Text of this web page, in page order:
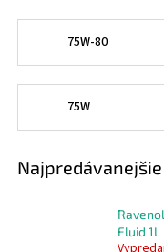
75W-80
75W
Najpredávanejšie
Fluid 1L